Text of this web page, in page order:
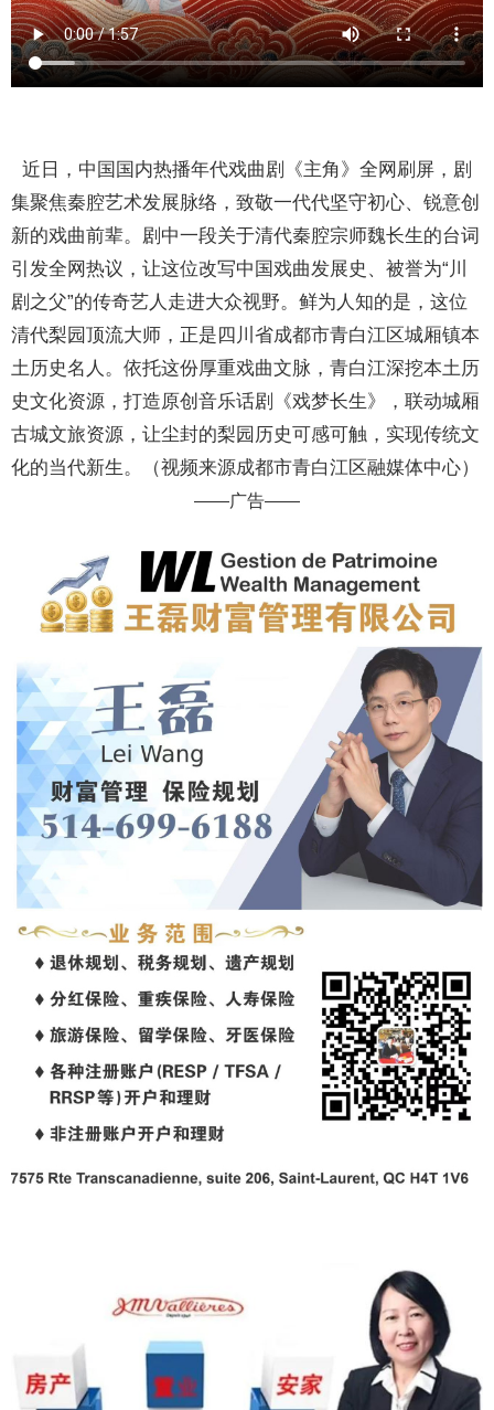
近日，中国国内热播年代戏曲剧《主角》全网刷屏，剧
集聚焦秦腔艺术发展脉络，致敬一代代坚守初心、锐意创
新的戏曲前辈。剧中一段关于清代秦腔宗师魏长生的台词
引发全网热议，让这位改写中国戏曲发展史、被誉为“川
剧之父”的传奇艺人走进大众视野。鲜为人知的是，这位
清代梨园顶流大师，正是四川省成都市青白江区城厢镇本
土历史名人。依托这份厚重戏曲文脉，青白江深挖本土历
史文化资源，打造原创音乐话剧《戏梦长生》，联动城厢
古城文旅资源，让尘封的梨园历史可感可触，实现传统文
化的当代新生。（视频来源成都市青白江区融媒体中心）
——广告——